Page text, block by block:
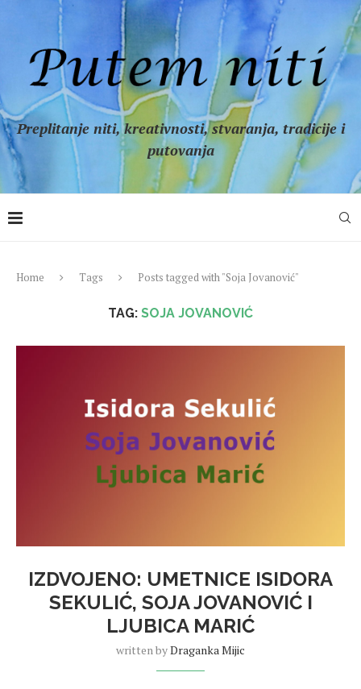
Preplitanje niti, kreativnosti, stvaranja, tradicije i
putovanja
Home Tags Posts tagged with "Soja Jovanović"
TAG: SOJA JOVANOVIĆ
IZDVOJENO: UMETNICE ISIDORA
SEKULIĆ, SOJA JOVANOVIĆ I
LJUBICA MARIĆ
written byDraganka Mijic